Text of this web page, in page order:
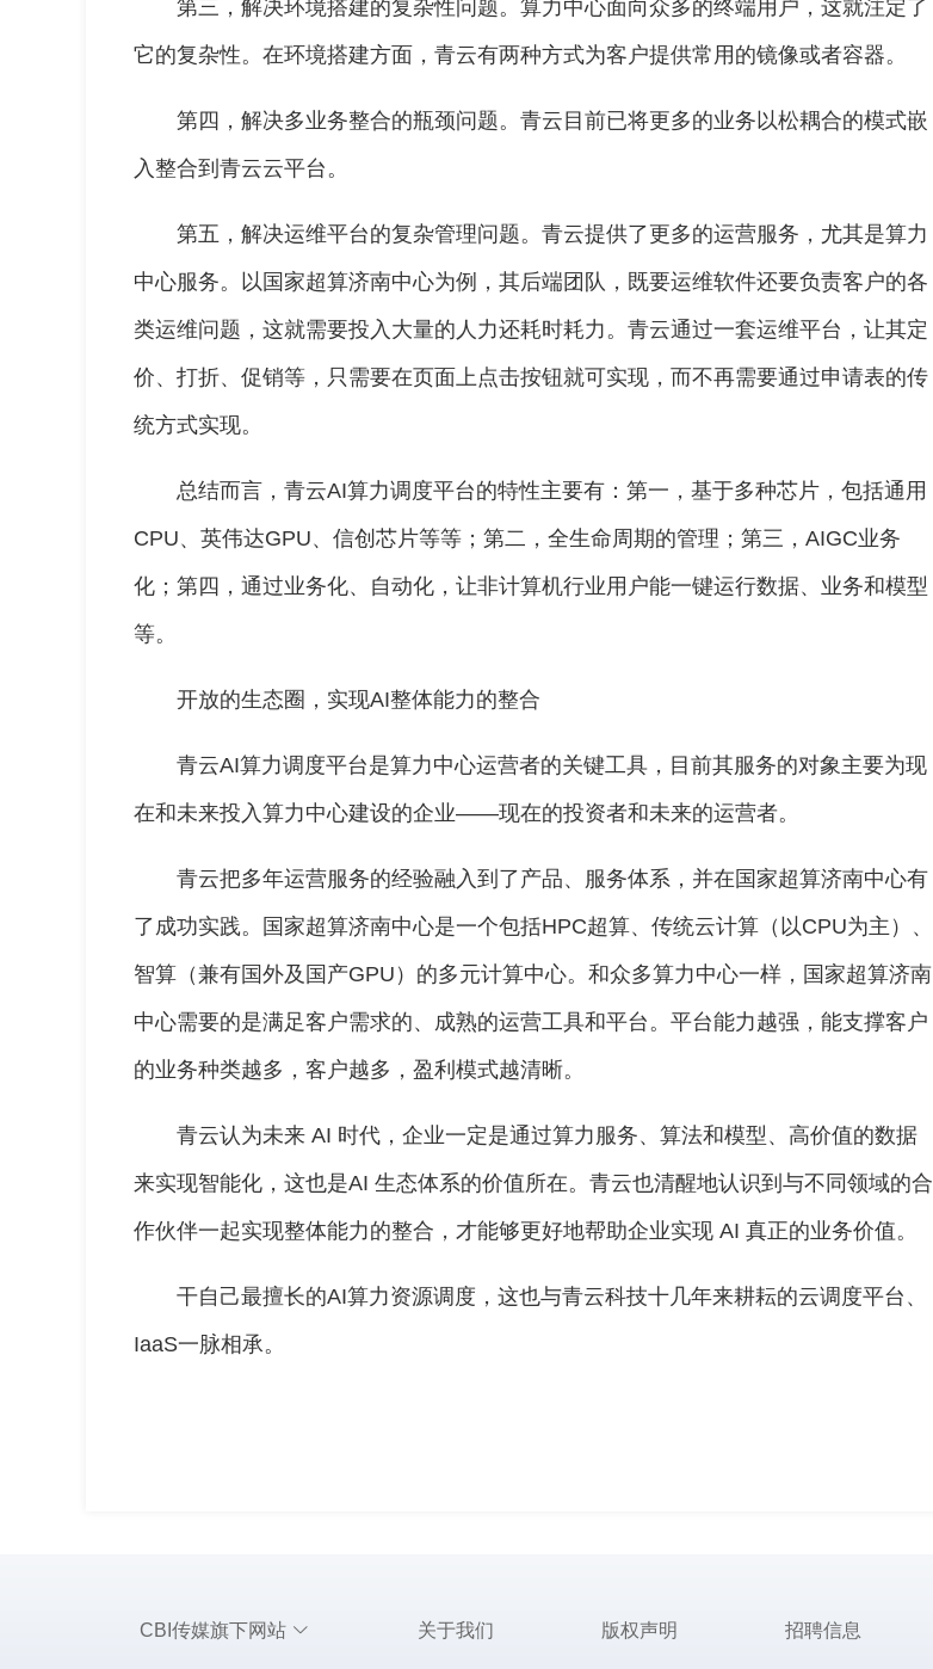
第三，解决环境搭建的复杂性问题。算力中心面向众多的终端用户，这就注定了
它的复杂性。在环境搭建方面，青云有两种方式为客户提供常用的镜像或者容器。
第四，解决多业务整合的瓶颈问题。青云目前已将更多的业务以松耦合的模式嵌
入整合到青云云平台。
第五，解决运维平台的复杂管理问题。青云提供了更多的运营服务，尤其是算力
中心服务。以国家超算济南中心为例，其后端团队，既要运维软件还要负责客户的各
类运维问题，这就需要投入大量的人力还耗时耗力。青云通过一套运维平台，让其定
价、打折、促销等，只需要在页面上点击按钮就可实现，而不再需要通过申请表的传
统方式实现。
总结而言，青云AI算力调度平台的特性主要有：第一，基于多种芯片，包括通用
CPU、英伟达GPU、信创芯片等等；第二，全生命周期的管理；第三，AIGC业务
化；第四，通过业务化、自动化，让非计算机行业用户能一键运行数据、业务和模型
等。
开放的生态圈，实现AI整体能力的整合
青云AI算力调度平台是算力中心运营者的关键工具，目前其服务的对象主要为现
在和未来投入算力中心建设的企业——现在的投资者和未来的运营者。
青云把多年运营服务的经验融入到了产品、服务体系，并在国家超算济南中心有
了成功实践。国家超算济南中心是一个包括HPC超算、传统云计算（以CPU为主）、
智算（兼有国外及国产GPU）的多元计算中心。和众多算力中心一样，国家超算济南
中心需要的是满足客户需求的、成熟的运营工具和平台。平台能力越强，能支撑客户
的业务种类越多，客户越多，盈利模式越清晰。
青云认为未来 AI 时代，企业一定是通过算力服务、算法和模型、高价值的数据
来实现智能化，这也是AI 生态体系的价值所在。青云也清醒地认识到与不同领域的合
作伙伴一起实现整体能力的整合，才能够更好地帮助企业实现 AI 真正的业务价值。
干自己最擅长的AI算力资源调度，这也与青云科技十几年来耕耘的云调度平台、
IaaS一脉相承。
CBI传媒旗下网站 关于我们 版权声明 招聘信息